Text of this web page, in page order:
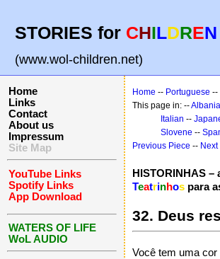
STORIES for CHILDREN
(www.wol-children.net)
Home
Links
Contact
About us
Impressum
Site Map
YouTube Links
Spotify Links
App Download
WATERS OF LIFE
WoL AUDIO
Home -- Portuguese --
This page in: --
Italian --
Slovene --
Previous Piece --
HISTORINHAS –
Teatrinhos para
32. Deus
Você tem uma cor